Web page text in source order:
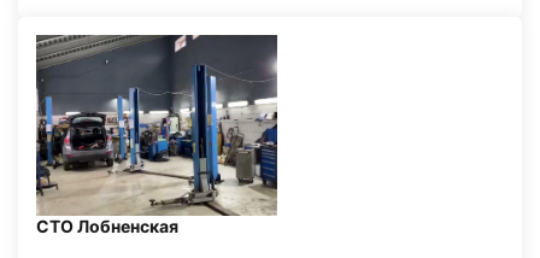
СТО Лобненская